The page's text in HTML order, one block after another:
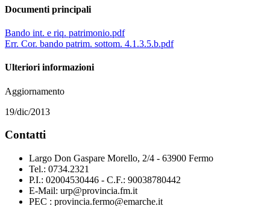
Documenti principali
Bando int. e riq. patrimonio.pdf
Err. Cor. bando patrim. sottom. 4.1.3.5.b.pdf
Ulteriori informazioni
Aggiornamento
19/dic/2013
Contatti
Largo Don Gaspare Morello, 2/4 - 63900 Fermo
Tel.: 0734.2321
P.I.: 02004530446 - C.F.: 90038780442
E-Mail: urp@provincia.fm.it
PEC : provincia.fermo@emarche.it